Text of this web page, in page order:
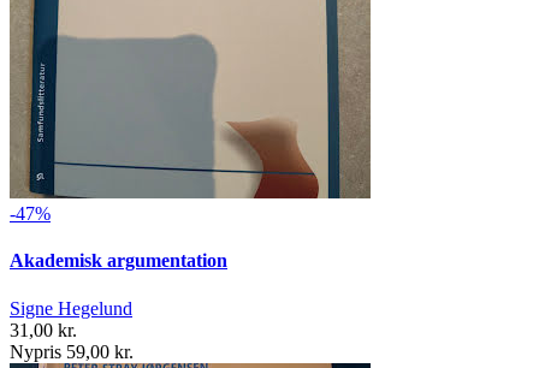
-47%
Akademisk argumentation
Signe Hegelund
31,00 kr.
Nypris 59,00 kr.